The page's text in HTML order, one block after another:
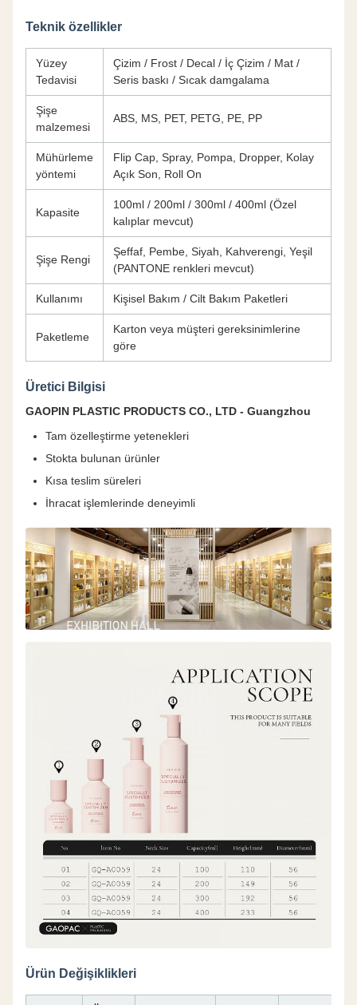
Teknik özellikler
Yüzey
Tedavisi
Çizim / Frost / Decal / İç Çizim / Mat /
Seris baskı / Sıcak damgalama
Şişe
malzemesi
ABS, MS, PET, PETG, PE, PP
Mühürleme
yöntemi
Flip Cap, Spray, Pompa, Dropper, Kolay
Açık Son, Roll On
Kapasite
100ml / 200ml / 300ml / 400ml (Özel
kalıplar mevcut)
Şişe Rengi
Şeffaf, Pembe, Siyah, Kahverengi, Yeşil
(PANTONE renkleri mevcut)
Kullanımı Kişisel Bakım / Cilt Bakım Paketleri
Paketleme
Karton veya müşteri gereksinimlerine
göre
Üretici Bilgisi
GAOPIN PLASTIC PRODUCTS CO., LTD - Guangzhou
Tam özelleştirme yetenekleri
Stokta bulunan ürünler
Kısa teslim süreleri
İhracat işlemlerinde deneyimli
Ürün Değişiklikleri